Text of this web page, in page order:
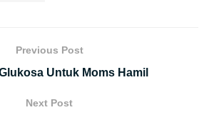
Previous Post
Untuk Moms Hamil
Next Post